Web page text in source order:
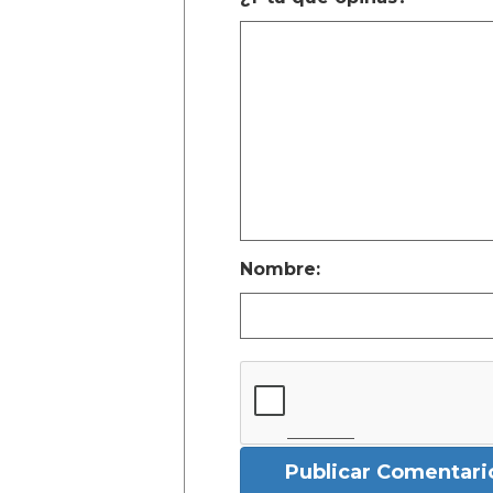
Nombre:
Publicar